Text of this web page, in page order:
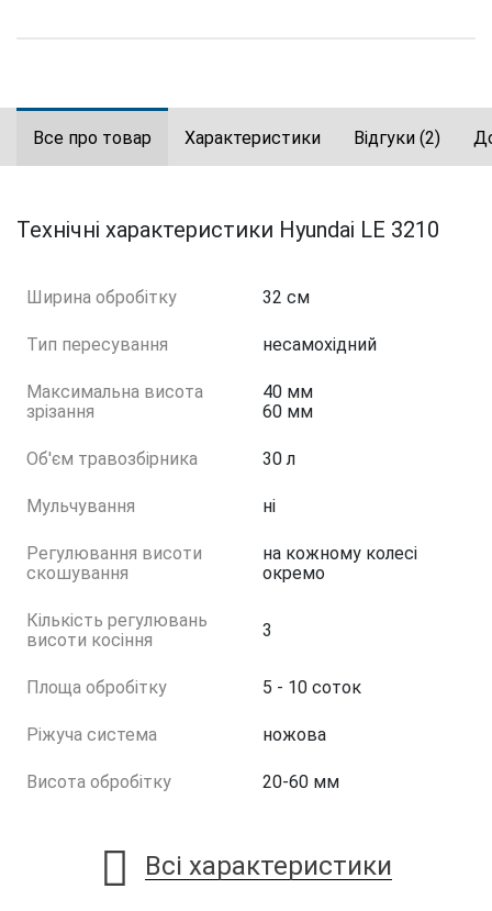
Все про товар Характеристики Відгуки (2)
Технічні характеристики Hyundai LE 3210
Ширина обробітку 32 см
Тип пересування несамохідний
Максимальна висота
зрізання
40 мм
60 мм
Об'єм травозбірника 30 л
Мульчування ні
Регулювання висоти
скошування
на кожному колесі
окремо
Кількість регулювань
висоти косіння
3
Площа обробітку 5 - 10 соток
Ріжуча система ножова
Висота обробітку 20-60 мм
Всі характеристики